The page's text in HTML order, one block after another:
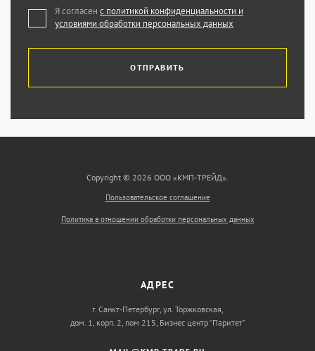
Я согласен с политикой конфиденциальности и
условиями обработки персональных данных
ОТПРАВИТЬ
Copyright © 2026 ООО «КМП-ТРЕЙД».
Пользовательское соглашение
Политика в отношении обработки персональных данных
АДРЕС
г. Санкт-Петербург, ул. Торжковская,
дом. 1, корп. 2, пом 215, Бизнес центр “Паритет”